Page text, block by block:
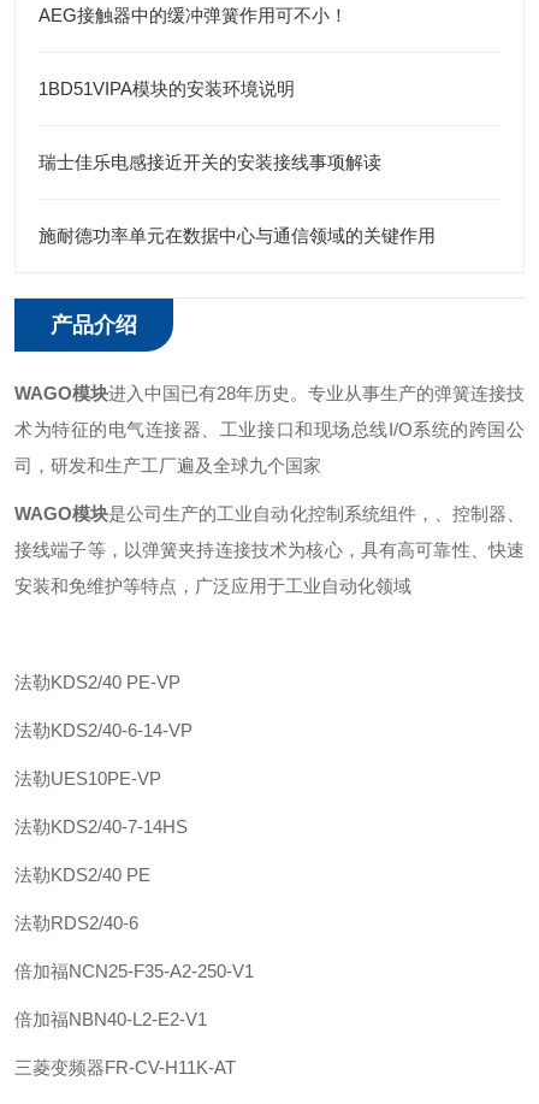
AEG接触器中的缓冲弹簧作用可不小！
1BD51VIPA模块的安装环境说明
瑞士佳乐电感接近开关的安装接线事项解读
施耐德功率单元在数据中心与通信领域的关键作用
产品介绍
WAGO模块进入中国已有28年历史。专业从事生产的弹簧连接技
术为特征的电气连接器、工业接口和现场总线I/O系统的跨国公
司，研发和生产工厂遍及全球九个国家
WAGO模块是公司生产的工业自动化控制系统组件，、控制器、
接线端子等，以弹簧夹持连接技术为核心，具有高可靠性、快速
安装和免维护等特点，广泛应用于工业自动化领域
法勒KDS2/40 PE-VP
法勒KDS2/40-6-14-VP
法勒UES10PE-VP
法勒KDS2/40-7-14HS
法勒KDS2/40 PE
法勒RDS2/40-6
倍加福NCN25-F35-A2-250-V1
倍加福NBN40-L2-E2-V1
三菱变频器FR-CV-H11K-AT